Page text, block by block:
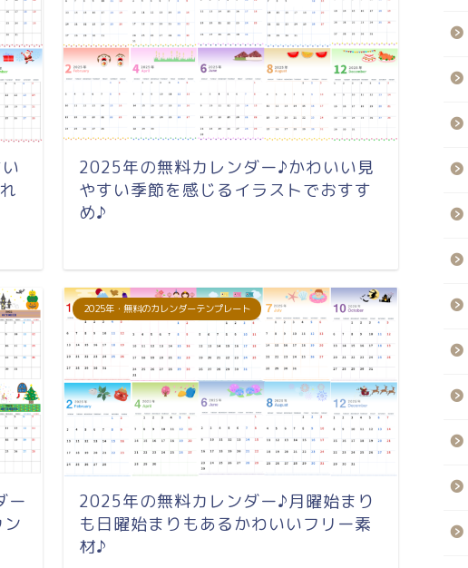
2025年の無料カレンダー♪かわいい見
やすい季節を感じるイラストでおすす
め♪
ー
2025年・無料のカレンダーテンプレート
2025年の無料カレンダー♪月曜始まり
も日曜始まりもあるかわいいフリー素
材♪